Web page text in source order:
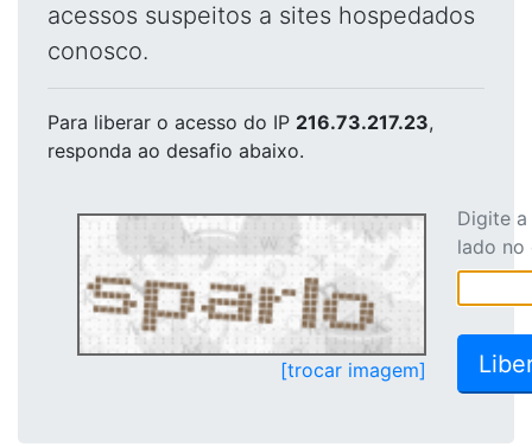
acessos suspeitos a sites hospedados
conosco.
Para liberar o acesso do IP 216.73.217.23,
responda ao desafio abaixo.
[trocar imagem]
Digite
lado no